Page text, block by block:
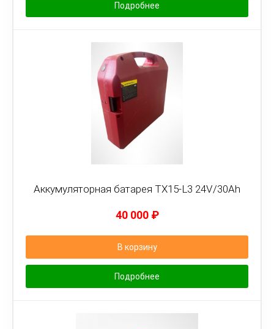
Подробнее
Аккумуляторная батарея TX15-L3 24V/30Ah
40 000 ₽
В корзину
Подробнее